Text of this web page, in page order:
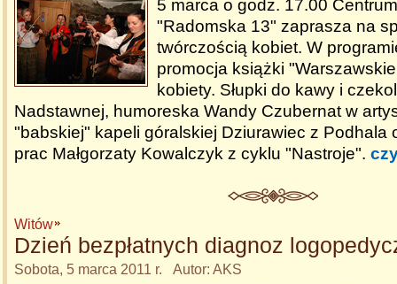
5 marca o godz. 17.00
"Radomska 13" zaprasza na
twórczością kobiet. W
promocja książki
kobiety. Słupki do kawy i
Nadstawnej, humoreska Wandy Czubernat w
"babskiej" kapeli góralskiej Dziurawiec z Podhala
prac Małgorzaty Kowalczyk z cyklu "Nastroje".
Witów
Dzień bezpłatnych diagnoz
Sobota, 5 marca 2011 r. Autor: AKS